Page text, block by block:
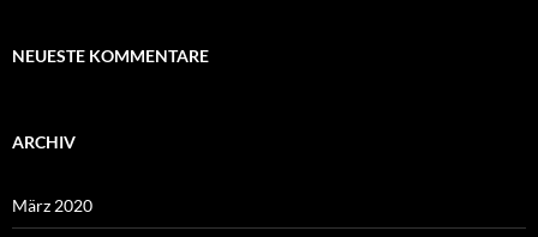
NEUESTE KOMMENTARE
ARCHIV
März 2020